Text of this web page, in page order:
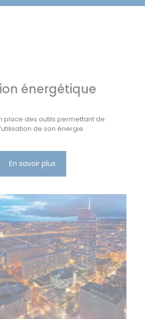
énergétique
place des outils permettant de
de son énergie.
En savoir plus